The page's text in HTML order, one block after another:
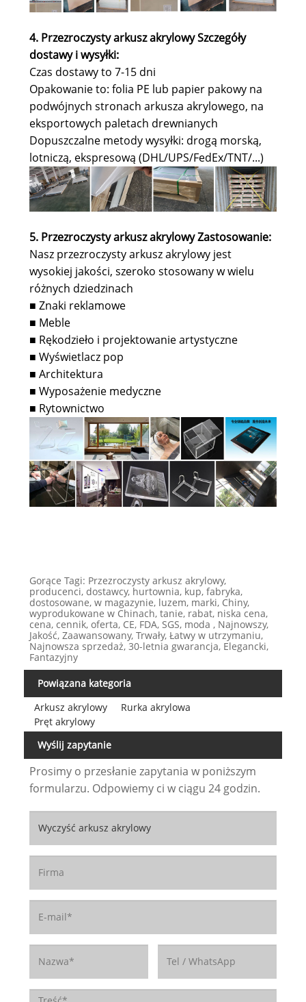
4. Przezroczysty arkusz akrylowy Szczegóły
dostawy i wysyłki:
Czas dostawy to 7-15 dni
Opakowanie to: folia PE lub papier pakowy na
podwójnych stronach arkusza akrylowego, na
eksportowych paletach drewnianych
Dopuszczalne metody wysyłki: drogą morską,
lotniczą, ekspresową (DHL/UPS/FedEx/TNT/...)
5. Przezroczysty arkusz akrylowy Zastosowanie:
Nasz przezroczysty arkusz akrylowy jest
wysokiej jakości, szeroko stosowany w wielu
różnych dziedzinach
■ Znaki reklamowe
■ Meble
■ Rękodzieło i projektowanie artystyczne
■ Wyświetlacz pop
■ Architektura
■ Wyposażenie medyczne
■ Rytownictwo
Gorące Tagi: Przezroczysty arkusz akrylowy,
producenci, dostawcy, hurtownia, kup, fabryka,
dostosowane, w magazynie, luzem, marki, Chiny,
wyprodukowane w Chinach, tanie, rabat, niska cena,
cena, cennik, oferta, CE, FDA, SGS, moda , Najnowszy,
Jakość, Zaawansowany, Trwały, Łatwy w utrzymaniu,
Najnowsza sprzedaż, 30-letnia gwarancja, Elegancki,
Fantazyjny
Powiązana kategoria
Arkusz akrylowy
Rurka akrylowa
Pręt akrylowy
Wyślij zapytanie
Prosimy o przesłanie zapytania w poniższym
formularzu. Odpowiemy ci w ciągu 24 godzin.